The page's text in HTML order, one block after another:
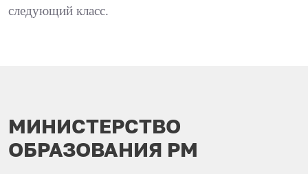
следующий класс.
МИНИСТЕРСТВО
ОБРАЗОВАНИЯ РМ